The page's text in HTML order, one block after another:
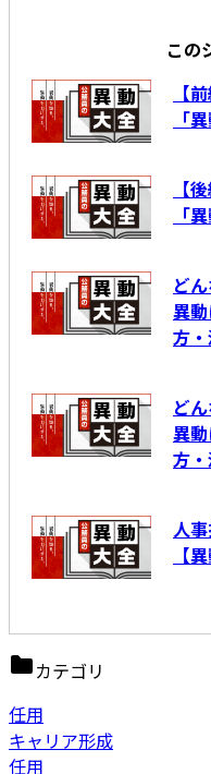
この
【
「
【
「
ど
異
方・
ど
異
方・
人
【
カテゴリ
任用
キャリア形成
任用